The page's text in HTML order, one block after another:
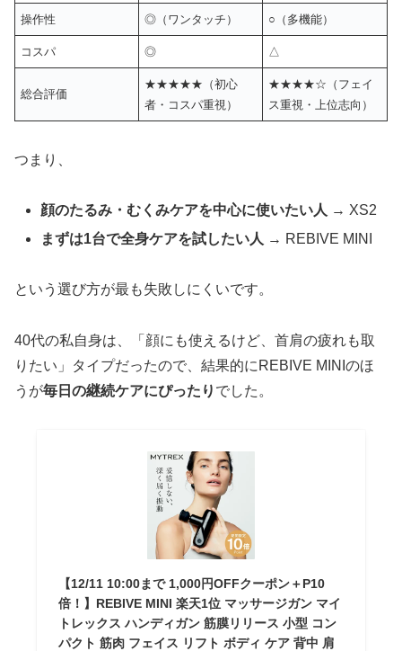
操作性 ◎（ワンタッチ） ○（多機能）
コスパ ◎ △
総合評価
★★★★★（初心
者・コスパ重視）
★★★★☆（フェイ
ス重視・上位志向）
つまり、
顔のたるみ・むくみケアを中心に使いたい人 → XS2
まずは1台で全身ケアを試したい人 → REBIVE MINI
という選び方が最も失敗しにくいです。
40代の私自身は、「顔にも使えるけど、首肩の疲れも取
りたい」タイプだったので、結果的にREBIVE MINIのほ
うが毎日の継続ケアにぴったり でした。
【12/11 10:00まで 1,000円OFFクーポン＋P10
倍！】REBIVE MINI 楽天1位 マッサージガン マイ
トレックス ハンディガン 筋膜リリース 小型 コン
パクト 筋肉 フェイス リフト ボディ ケア 背中 肩